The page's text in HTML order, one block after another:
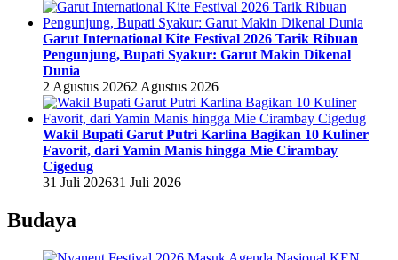
Garut International Kite Festival 2026 Tarik Ribuan
Pengunjung, Bupati Syakur: Garut Makin Dikenal
Dunia
2 Agustus 20262 Agustus 2026
Wakil Bupati Garut Putri Karlina Bagikan 10 Kuliner
Favorit, dari Yamin Manis hingga Mie Cirambay
Cigedug
31 Juli 202631 Juli 2026
Budaya